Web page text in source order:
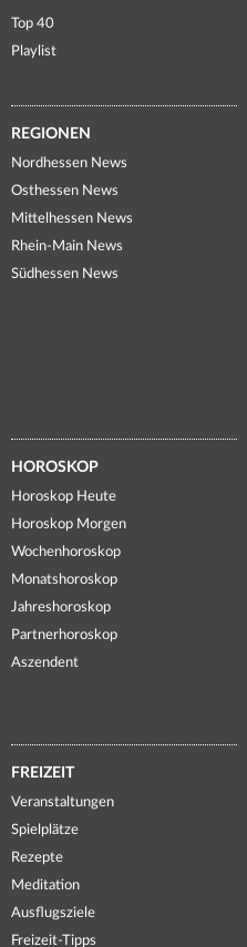
Top 40
Playlist
REGIONEN
Nordhessen News
Osthessen News
Mittelhessen News
Rhein-Main News
Südhessen News
HOROSKOP
Horoskop Heute
Horoskop Morgen
Wochenhoroskop
Monatshoroskop
Jahreshoroskop
Partnerhoroskop
Aszendent
FREIZEIT
Veranstaltungen
Spielplätze
Rezepte
Meditation
Ausflugsziele
Freizeit-Tipps